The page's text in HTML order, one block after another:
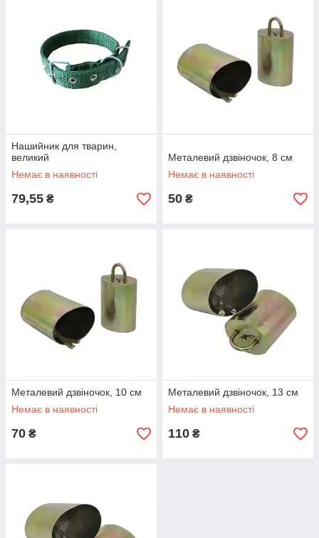
Нашийник для тварин,
великий
Немає в наявності
79,55 ₴
Металевий дзвіночок, 8 см
Немає в наявності
50 ₴
Металевий дзвіночок, 10 см
Немає в наявності
70 ₴
Металевий дзвіночок, 13 см
Немає в наявності
110 ₴